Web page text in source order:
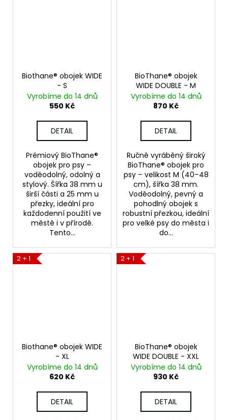
Biothane® obojek WIDE
- S
Vyrobíme do 14 dnů
550 Kč
DETAIL
Prémiový BioThane®
obojek pro psy –
voděodolný, odolný a
stylový. Šířka 38 mm u
širší části a 25 mm u
přezky, ideální pro
každodenní použití ve
městě i v přírodě.
Tento...
BioThane® obojek
WIDE DOUBLE - M
Vyrobíme do 14 dnů
870 Kč
DETAIL
Ručně vyráběný široký
BioThane® obojek pro
psy – velikost M (40–48
cm), šířka 38 mm.
Voděodolný, pevný a
pohodlný obojek s
robustní přezkou, ideální
pro velké psy do města i
do...
2 + 1
Biothane® obojek WIDE
- XL
Vyrobíme do 14 dnů
620 Kč
DETAIL
2 + 1
BioThane® obojek
WIDE DOUBLE - XXL
Vyrobíme do 14 dnů
930 Kč
DETAIL